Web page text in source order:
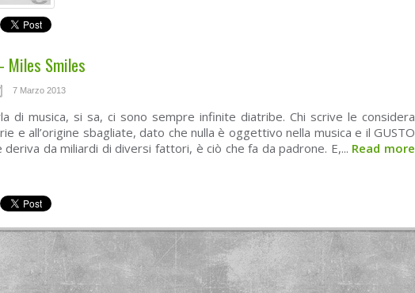
Miles Smiles
7 Marzo 2013
di musica, si sa, ci sono sempre infinite diatribe. Chi scrive le considera
e all’origine sbagliate, dato che nulla è oggettivo nella musica e il GUSTO
deriva da miliardi di diversi fattori, è ciò che fa da padrone. E,... Read more